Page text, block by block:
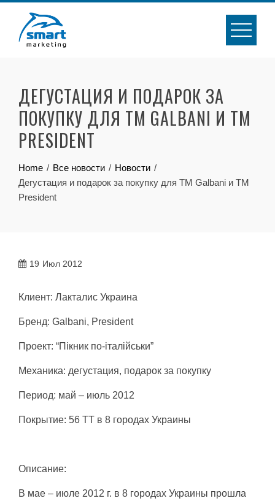
content
ДЕГУСТАЦИЯ И ПОДАРОК ЗА
ПОКУПКУ ДЛЯ ТМ GALBANI И ТМ
PRESIDENT
Home Все новости
Новости
Дегустация и подарок за покупку для ТМ Galbani и ТМ
President
19 Июл 2012
Клиент: Лакталис Украина
Бренд: Galbani, President
Проект: “Пікник по-італійськи”
Механика: дегустация, подарок за покупку
Период: май – июль 2012
Покрытие: 56 ТТ в 8 городах Украины
Описание:
В мае – июле 2012 г. в 8 городах Украины прошла